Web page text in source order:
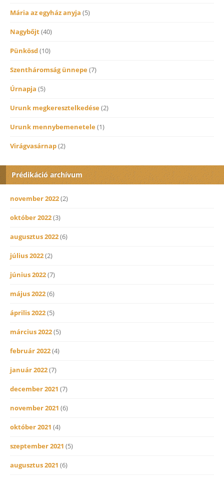
Mária az egyház anyja (5)
Nagybőjt(40)
Pünkösd(10)
Szentháromság ünnepe(7)
Úrnapja (5)
Urunk megkeresztelkedése(2)
Urunk mennybemenetele(1)
Virágvasárnap(2)
Prédikáció archívum
november 2022(2)
október 2022(3)
augusztus 2022(6)
július 2022(2)
június 2022(7)
május 2022(6)
április 2022(5)
március 2022(5)
február 2022(4)
január 2022(7)
december 2021 (7)
november 2021 (6)
október 2021 (4)
szeptember 2021 (5)
augusztus 2021 (6)